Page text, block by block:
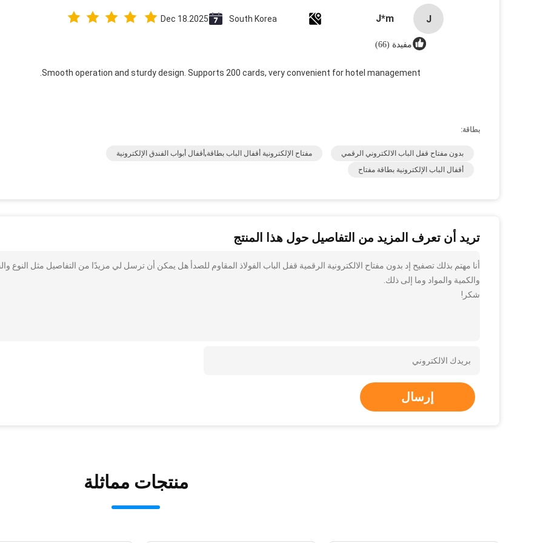
J
J*m
South Korea
Dec 18.2025
مفيدة (66)
Smooth operation and sturdy design. Supports 200 cards, very convenient for hotel management.
بطاقة:
بدون مفتاح قفل الباب الالكتروني الرقمي
مفتاح الإلكترونية أقفال الباب بطاقة,أقفال أبواب الفندق الإلكترونية
أقفال الباب الإلكترونية بطاقة مفتاح
تريد أن تعرف المزيد من التفاصيل حول هذا المنتج
أنا مهتم بذلك تصفيح إد بدون مفتاح الالكترونية الرقمية قفل الباب الفولاذ المقاوم للصدأ هل يمكن أن ترسل لي مزيدًا من التفاصيل مثل النوع
والكمية والمواد وما إلى ذلك.
شكر!
إرسال
منتجات مماثلة